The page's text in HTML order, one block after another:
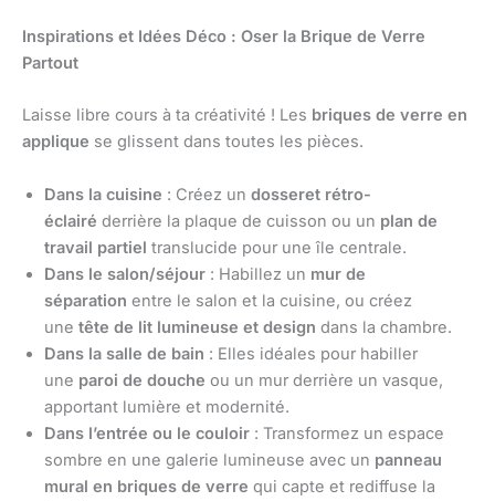
Inspirations et Idées Déco : Oser la Brique de Verre
Partout
Laisse libre cours à ta créativité ! Les briques de verre en
applique se glissent dans toutes les pièces.
Dans la cuisine : Créez un dosseret rétro-
éclairé derrière la plaque de cuisson ou un plan de
travail partiel translucide pour une île centrale.
Dans le salon/séjour : Habillez un mur de
séparation entre le salon et la cuisine, ou créez
une tête de lit lumineuse et design dans la chambre.
Dans la salle de bain : Elles idéales pour habiller
une paroi de douche ou un mur derrière un vasque,
apportant lumière et modernité.
Dans l’entrée ou le couloir : Transformez un espace
sombre en une galerie lumineuse avec un panneau
mural en briques de verre qui capte et rediffuse la